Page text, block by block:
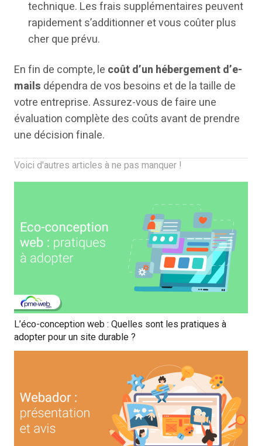
technique. Les frais supplémentaires peuvent
rapidement s’additionner et vous coûter plus
cher que prévu.
En fin de compte, le coût d’un hébergement d’e-
mails dépendra de vos besoins et de la taille de
votre entreprise. Assurez-vous de faire une
évaluation complète des coûts avant de prendre
une décision finale.
Voici d'autres articles à ne pas manquer !
L’éco-conception web : Quelles sont les pratiques à
adopter pour un site durable ?